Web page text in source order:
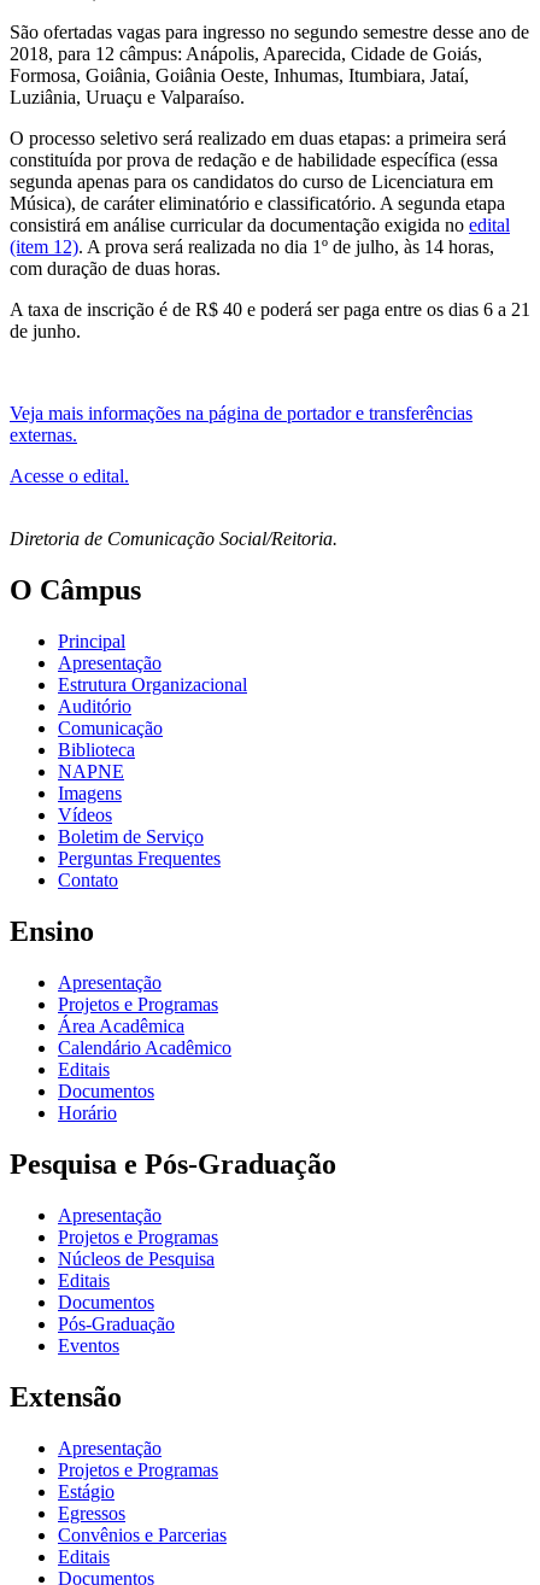
São ofertadas vagas para ingresso no segundo semestre desse ano de
2018, para 12 câmpus: Anápolis, Aparecida, Cidade de Goiás,
Formosa, Goiânia, Goiânia Oeste, Inhumas, Itumbiara, Jataí,
Luziânia, Uruaçu e Valparaíso.
O processo seletivo será realizado em duas etapas: a primeira será
constituída por prova de redação e de habilidade específica (essa
segunda apenas para os candidatos do curso de Licenciatura em
Música), de caráter eliminatório e classificatório. A segunda etapa
consistirá em análise curricular da documentação exigida no edital
(item 12). A prova será realizada no dia 1º de julho, às 14 horas,
com duração de duas horas.
A taxa de inscrição é de R$ 40 e poderá ser paga entre os dias 6 a 21
de junho.
Veja mais informações na página de portador e transferências
externas.
Acesse o edital.
Diretoria de Comunicação Social/Reitoria.
O Câmpus
Principal
Apresentação
Estrutura Organizacional
Auditório
Comunicação
Biblioteca
NAPNE
Imagens
Vídeos
Boletim de Serviço
Perguntas Frequentes
Contato
Ensino
Apresentação
Projetos e Programas
Área Acadêmica
Calendário Acadêmico
Editais
Documentos
Horário
Pesquisa e Pós-Graduação
Apresentação
Projetos e Programas
Núcleos de Pesquisa
Editais
Documentos
Pós-Graduação
Eventos
Extensão
Apresentação
Projetos e Programas
Estágio
Egressos
Convênios e Parcerias
Editais
Documentos